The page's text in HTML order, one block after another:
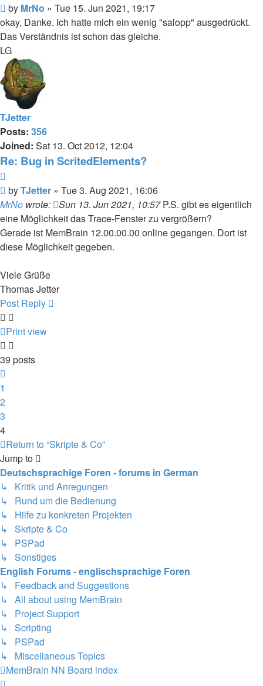
Post
by MrNo » Tue 15. Jun 2021, 19:17
okay, Danke. Ich hatte mich ein wenig "salopp" ausgedrückt.
Das Verständnis ist schon das gleiche.
LG
TJetter
Posts: 356
Joined: Sat 13. Oct 2012, 12:04
Re: Bug in ScritedElements?
Post
byTJetter » Tue 3. Aug 2021, 16:06
MrNo wrote: Sun 13. Jun 2021, 10:57P.S. gibt es eigentlich
eine Möglichkeit das Trace-Fenster zu vergrößern?
Gerade ist MemBrain 12.00.00.00 online gegangen. Dort ist
diese Möglichkeit gegeben.
Viele Grüße
Thomas Jetter
Post Reply
Print view
39 posts
1
2
3
4
Return to “Skripte & Co”
Jump to
Deutschsprachige Foren - forums in German
↳ Kritik und Anregungen
↳ Rund um die Bedienung
↳ Hilfe zu konkreten Projekten
↳ Skripte & Co
↳ PSPad
↳ Sonstiges
English Forums - englischsprachige Foren
↳ Feedback and Suggestions
↳ All about using MemBrain
↳ Project Support
↳ Scripting
↳ PSPad
↳ Miscellaneous Topics
MemBrain NN Board index